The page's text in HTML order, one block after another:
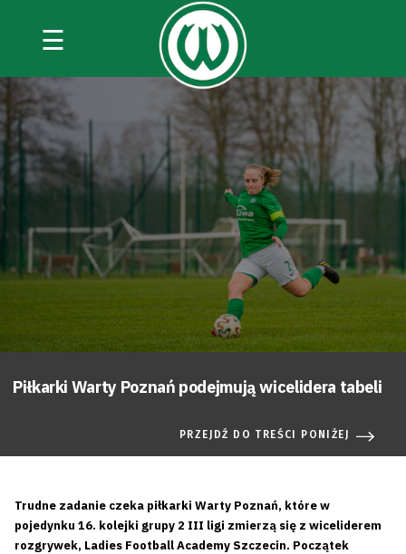
☰
Piłkarki Warty Poznań podejmują wicelidera tabeli
PRZEJDŹ DO TREŚCI PONIŻEJ
Trudne zadanie czeka piłkarki Warty Poznań, które w
pojedynku 16. kolejki grupy 2 III ligi zmierzą się z wiceliderem
rozgrywek, Ladies Football Academy Szczecin. Początek